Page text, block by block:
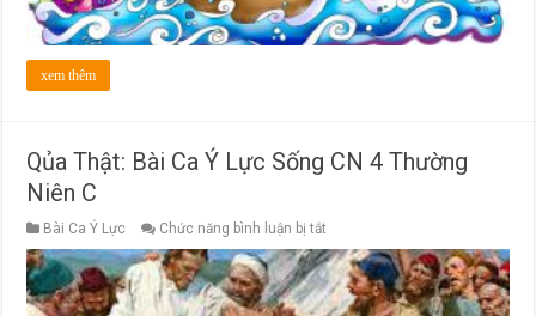
xem thêm
Qủa Thật: Bài Ca Ý Lực Sống CN 4 Thường
Niên C
Bài Ca Ý Lực Chức năng bình luận bị tắt
Thật:
Bài
Ca
Ý